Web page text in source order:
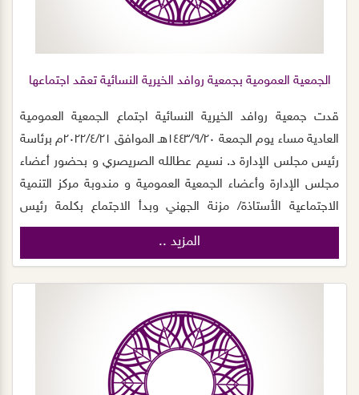
الجمعية العمومية بجمعية روافد الخيرية النسائية تعقد اجتماعها
قدت جمعية روافد الخيرية النسائية اجتماع الجمعية العمومية
العادية مساء يوم الجمعة ١٤٤٣/٩/٢٠هـ الموافق ٢٠٢٢/٤/٢١م برئاسة
رئيس مجلس الإدارة د. نسيم عطالله الصريصري و بحضور أعضاء
مجلس الإدارة وأعضاء الجمعية العمومية و مندوبة مركز التنمية
الاجتماعية الأستاذة/ مزنة الجهني وبدأ الاجتماع بكلمة رئيس
مجلس الإدارة التي رحب فيها بأعضاء المجلس، مثمنًا لهم
حضورهم و جهودهم في الرقي بالعمل الخيري داخل الجمعية ،
والصحية والتعليمية والتنموية والثقافية، بعدها تم استعراض
جدول الأعمال الخاص بالجمعية العموية العادية الذي اشتمل على
، ومناقشة التقرير المالي لعام ٢٠٢١م، والخطة التشغيلية لعام
المزيد ..